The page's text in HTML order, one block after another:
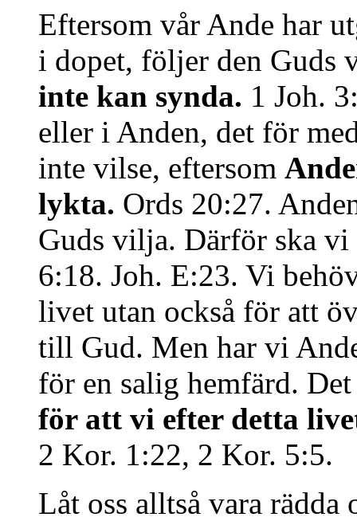
Eftersom vår Ande har
i dopet, följer den Guds
inte kan synda. 1 Joh.
eller i Anden, det för
inte vilse, eftersom
lykta. Ords 20:27.
Guds vilja. Därför ska
6:18. Joh. E:23. Vi
livet utan också för att
till Gud. Men har vi
för en salig hemfärd.
för att vi efter detta
2 Kor. 1:22, 2 Kor. 5:5.
Låt oss alltså vara